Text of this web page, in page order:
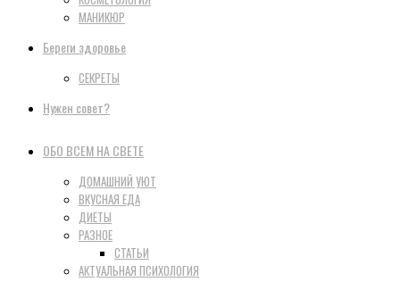
МАНИКЮР
Береги здоровье
СЕКРЕТЫ
Нужен совет?
ОБО ВСЕМ НА СВЕТЕ
ДОМАШНИЙ УЮТ
ВКУСНАЯ ЕДА
ДИЕТЫ
РАЗНОЕ
СТАТЬИ
АКТУАЛЬНАЯ ПСИХОЛОГИЯ